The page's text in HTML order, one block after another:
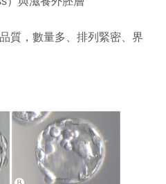
質，數量多、排列緊密、界